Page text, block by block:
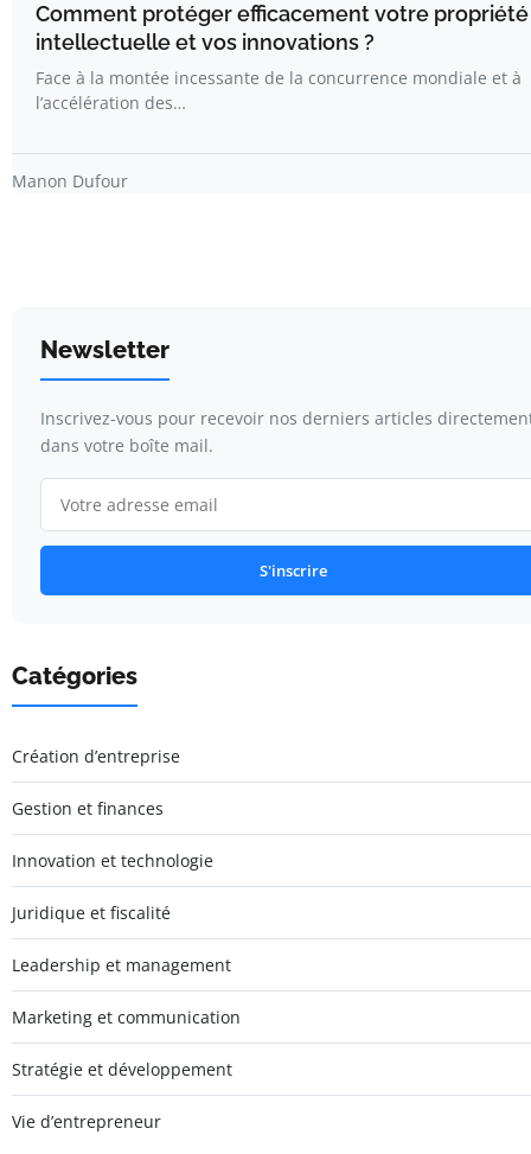
Comment protéger efficacement votre propriété
intellectuelle et vos innovations ?
Face à la montée incessante de la concurrence mondiale et à
l’accélération des…
Manon Dufour
Newsletter
Inscrivez-vous pour recevoir nos derniers articles
dans votre boîte mail.
S'inscrire
Catégories
Création d’entreprise
Gestion et finances
Innovation et technologie
Juridique et fiscalité
Leadership et management
Marketing et communication
Stratégie et développement
Vie d’entrepreneur